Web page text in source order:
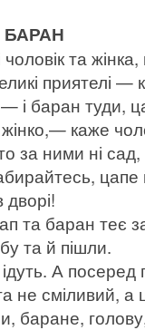
чоловік та
приятелі —
— і баран туди,
каже
за ними ні
цапе
та баран теє
та й пішли.
ідуть. А
не сміливий, а